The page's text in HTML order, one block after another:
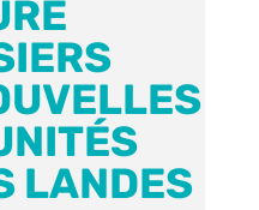
LANDES